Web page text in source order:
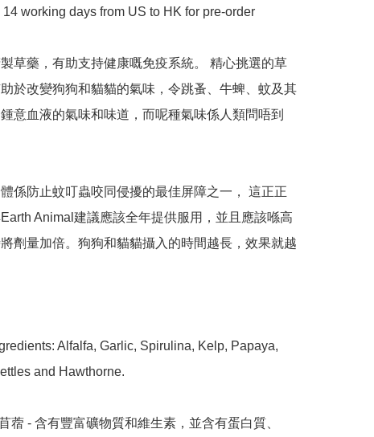
14 working days from US to HK for pre-order
草藥，有助支持健康嘅免疫系統。 精心挑選的草
於改變狗狗和貓貓的氣味，令跳蚤、牛蜱、蚊及其
意血液的氣味和味道，而呢種氣味係人類問唔到
係防止蚊叮蟲咬同侵擾的最佳屏障之一， 這正正
Animal建議應該全年提供服用，並且應該喺高
劑量加倍。狗狗和貓貓攝入的時間越長，效果就越
Alfalfa, Garlic, Spirulina, Kelp, Papaya,
and Hawthorne.